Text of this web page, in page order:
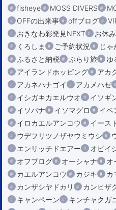
fisheye
MOSS DIVERS
OFFの出来事
offブログ
おきなわ彩発見NEXT
お休み
くろしま
ご予約状況 じゃ
ふるさと納税
ぶらり旅
ゆ
アイランドホッピング
アカ
アカネハナゴイ
アカメハゼ
イシガキカエルウオ
イソギ
イソバナ
イソマグロ イベ
イロカエルアンコウ
イース
ウデフリツノザヤウミウシ
エンリッチドエアー
オビイ
オフブログ
オーシャナ
オ
カエルアンコウ
カジキ カ
カンザシヤドカリ
カンヒザ
キャンペーン
キンチャクガ